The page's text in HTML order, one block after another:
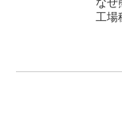
工場